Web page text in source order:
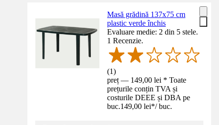
Masă grădină 137x75 cm
plastic verde închis
Evaluare medie: 2 din 5 stele.
1 Recenzie.
(1)
preț — 149,00 lei * Toate
prețurile conțin TVA și
costurile DEEE și DBA pe
buc.149,00 lei*/ buc.